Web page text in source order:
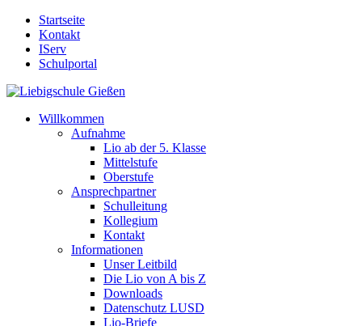
Startseite
Kontakt
IServ
Schulportal
Willkommen
Aufnahme
Lio ab der 5. Klasse
Mittelstufe
Oberstufe
Ansprechpartner
Schulleitung
Kollegium
Kontakt
Informationen
Unser Leitbild
Die Lio von A bis Z
Downloads
Datenschutz LUSD
Lio-Briefe